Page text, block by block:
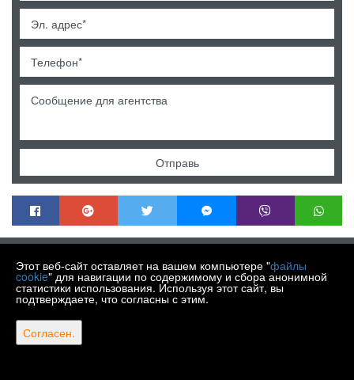
Отправь
Trg Matije Gupca 21, Varaždin HR-42000
+385 99 430 9770
info@nekretnine-mendek.eu
Фиксированный курс конвертации 1 EUR = 7,53450 HRK
Этот веб-сайт оставляет на вашем компьютере "файлы
cookie" для навигации по содержимому и сбора анонимной
статистики использования. Используя этот сайт, вы
подтверждаете, что согласны с этим.
Согласен.